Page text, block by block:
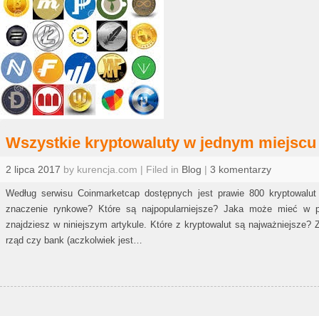
Wszystkie kryptowaluty w jednym miejscu
2 lipca 2017 by kurencja.com | Filed in Blog | 3 komentarzy
Według serwisu Coinmarketcap dostępnych jest prawie 800
znaczenie rynkowe? Które są najpopularniejsze? Jaka może mieć w
znajdziesz w niniejszym artykule. Które z kryptowalut są najważniejsze?
rząd czy bank (aczkolwiek jest…